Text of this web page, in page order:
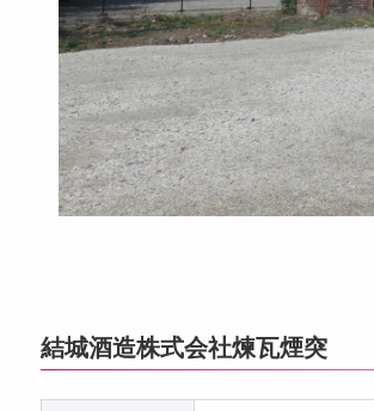
結城酒造株式会社煉瓦煙突